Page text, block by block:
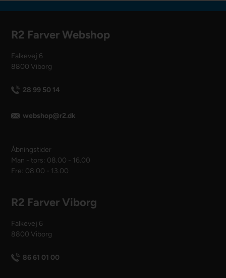
R2 Farver Webshop
Falkevej 6
8800 Viborg
28 99 50 14
webshop@r2.dk
Åbningstider
Man - tors: 08.00 - 16.00
Fre: 08.00 - 13.00
R2 Farver Viborg
Falkevej 6
8800 Viborg
86 61 01 00